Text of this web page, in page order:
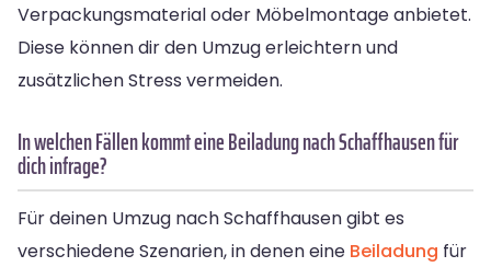
Verpackungsmaterial oder Möbelmontage anbietet.
Diese können dir den Umzug erleichtern und
zusätzlichen Stress vermeiden.
In welchen Fällen kommt eine Beiladung nach Schaffhausen für
dich infrage?
Für deinen Umzug nach Schaffhausen gibt es
verschiedene Szenarien, in denen eine Beiladung für